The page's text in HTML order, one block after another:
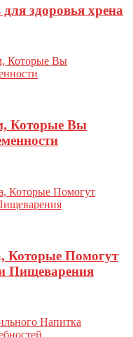
здоровья хрена
Которые Вы
Которые Помогут
Пищеварения